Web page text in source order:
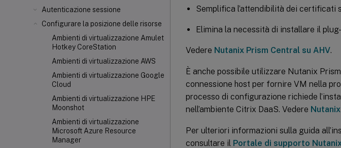
Autenticazione sessione
Configurare la posizione delle risorse
Ambienti di virtualizzazione Amulet
Hotkey CoreStation
Ambienti di virtualizzazione AWS
Ambienti di virtualizzazione Google
Cloud
Ambienti di virtualizzazione HPE
Moonshot
Ambienti di virtualizzazione
Microsoft Azure Resource
Manager
Semplifica l’attendibilità dei certificati
Elimina la necessità di installare il
Vedere Nutanix Prism Central su AHV.
È anche possibile utilizzare Nutanix
connessione host per fornire VM nella
processo di configurazione richiede
nell’ambiente Citrix DaaS. Vedere
Per ulteriori informazioni sulla guida
consultare il Portale di supporto